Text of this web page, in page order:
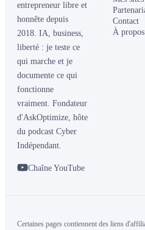
entrepreneur libre et
honnête depuis
2018. IA, business,
liberté : je teste ce
qui marche et je
documente ce qui
fonctionne
vraiment. Fondateur
d'AskOptimize, hôte
du podcast Cyber
Indépendant.
Chaîne YouTube
Contact
À propos
Certaines pages contiennent des liens